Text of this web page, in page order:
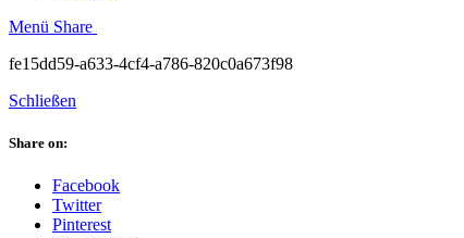
Menü Share
fe15dd59-a633-4cf4-a786-820c0a673f98
Schließen
Share on:
Facebook
Twitter
Pinterest